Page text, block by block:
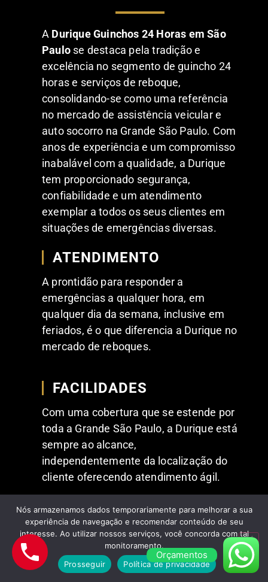
A Durique Guinchos 24 Horas em São
Paulo se destaca pela tradição e
excelência no segmento de guincho 24
horas e serviços de reboque,
consolidando-se como uma referência
no mercado de assistência veicular e
auto socorro na Grande São Paulo. Com
anos de experiência e um compromisso
inabalável com a qualidade, a Durique
tem proporcionado segurança,
confiabilidade e um atendimento
exemplar a todos os seus clientes em
situações de emergências diversas.
ATENDIMENTO
A prontidão para responder a
emergências a qualquer hora, em
qualquer dia da semana, inclusive em
feriados, é o que diferencia a Durique no
mercado de reboques.
FACILIDADES
Com uma cobertura que se estende por
toda a Grande São Paulo, a Durique está
sempre ao alcance,
independentemente da localização do
cliente oferecendo atendimento ágil.
Orçamentos
Nós armazenamos dados temporariamente para melhorar a sua
experiência de navegação e recomendar conteúdo de seu
interesse. Ao utilizar nossos serviços, você concorda com tal
monitoramento.
Prosseguir
Política de privacidade